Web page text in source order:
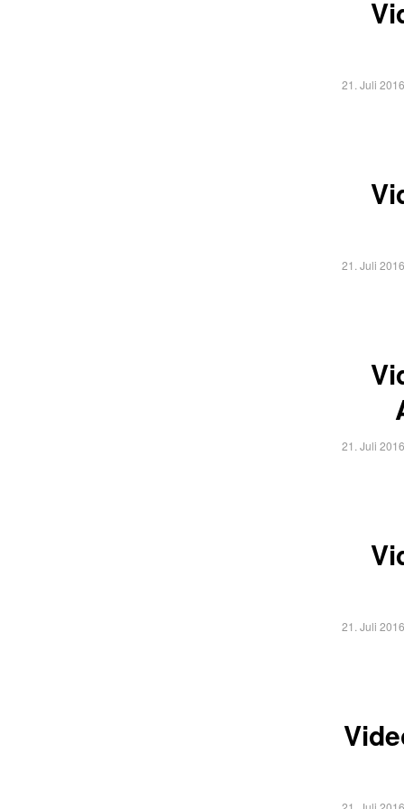
21. Juli 2016
21. Juli 2016
21. Juli 2016
21. Juli 2016